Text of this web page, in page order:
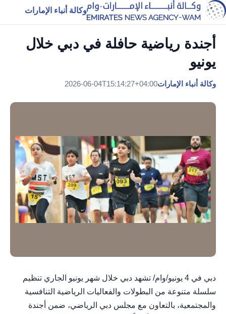
وكالة أنباء الإمارات
أجندة رياضية حافلة في دبي خلال
يونيو
وكالة أنباء الإمارات2026-06-04T15:14:27+04:00
دبي في 4 يونيو/وام/ تشهد دبي خلال شهر يونيو الجاري تنظيم
سلسلة متنوعة من البطولات والفعاليات الرياضية التنافسية
والمجتمعية، بالتعاون مع مجلس دبي الرياضي، ضمن أجندة